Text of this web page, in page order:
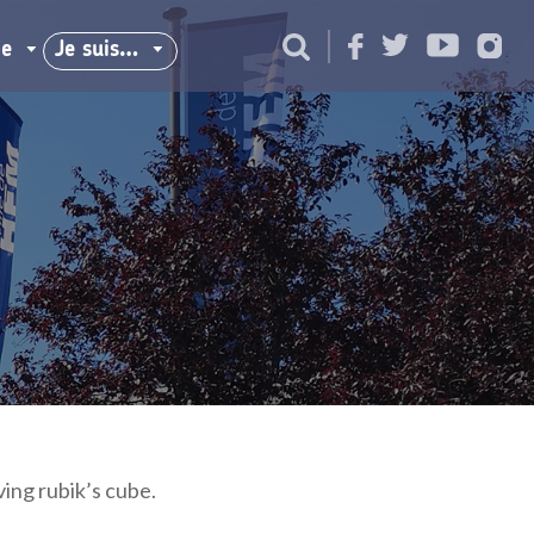
Je suis…
rubik’s cube.